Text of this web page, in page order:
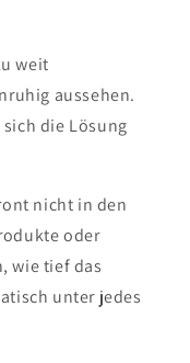
weit
aussehen.
die Lösung
nicht in den
oder
wie tief das
unter jedes